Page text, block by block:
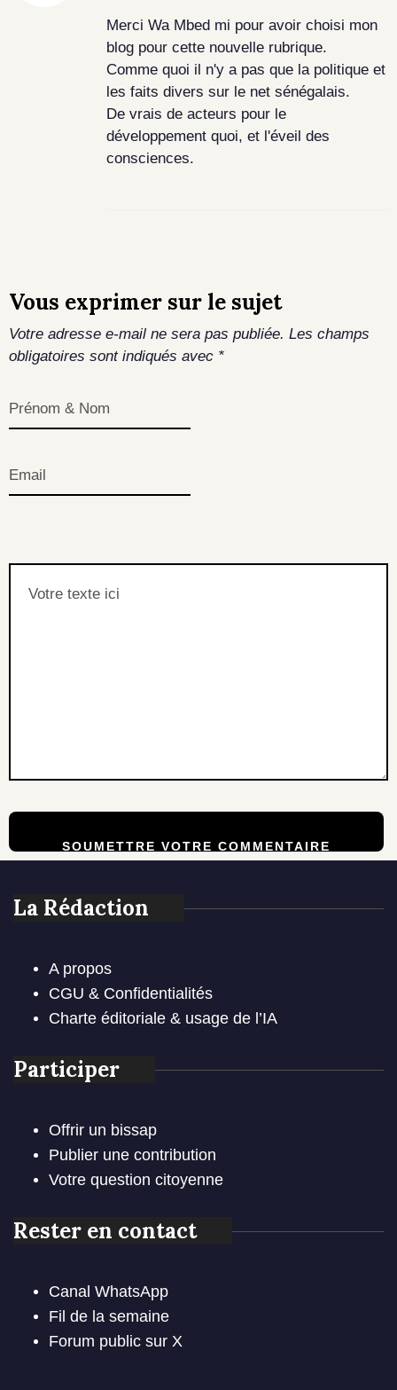
Merci Wa Mbed mi pour avoir choisi mon
blog pour cette nouvelle rubrique.
Comme quoi il n'y a pas que la politique et
les faits divers sur le net sénégalais.
De vrais de acteurs pour le
développement quoi, et l'éveil des
consciences.
Vous exprimer sur le sujet
Votre adresse e-mail ne sera pas publiée. Les champs
obligatoires sont indiqués avec *
La Rédaction
A propos
CGU & Confidentialités
Charte éditoriale & usage de l’IA
Participer
Offrir un bissap
Publier une contribution
Votre question citoyenne
Rester en contact
Canal WhatsApp
Fil de la semaine
Forum public sur X